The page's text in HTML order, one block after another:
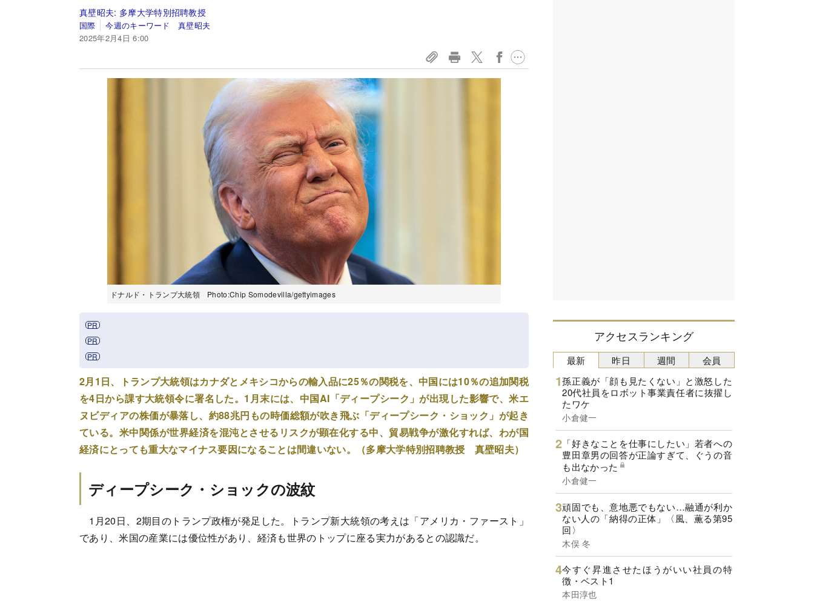
真壁昭夫: 多摩大学特別招聘教授
国際
今週のキーワード 真壁昭夫
2025年2月4日 6:00
ドナルド・トランプ大統領 Photo:Chip Somodevilla/gettyimages
2月1日、トランプ大統領はカナダとメキシコからの輸入品に25％の関税を、中国には10％の追加関税
を4日から課す大統領令に署名した。1月末には、中国AI「ディープシーク」が出現した影響で、米エ
ヌビディアの株価が暴落し、約88兆円もの時価総額が吹き飛ぶ「ディープシーク・ショック」が起き
ている。米中関係が世界経済を混沌とさせるリスクが顕在化する中、貿易戦争が激化すれば、わが国
経済にとっても重大なマイナス要因になることは間違いない。（多摩大学特別招聘教授 真壁昭夫）
ディープシーク・ショックの波紋
1月20日、2期目のトランプ政権が発足した。トランプ新大統領の考えは「アメリカ・ファースト」
であり、米国の産業には優位性があり、経済も世界のトップに座る実力があるとの認識だ。
アクセスランキング
最新
孫正義が「顔も見たくない」と激怒した
20代社員をロボット事業責任者に抜擢し
たワケ
小倉健一
「好きなことを仕事にしたい」若者への
豊田章男の回答が正論すぎて、ぐうの音
も出なかった
小倉健一
頑固でも、意地悪でもない…融通が利か
ない人の「納得の正体」〈風、薫る第95
回〉
木俣 冬
今すぐ昇進させたほうがいい社員の特
徴・ベスト1
本田淳也
昨日 週間 会員